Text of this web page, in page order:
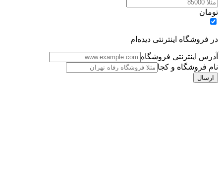
تومان
در فروشگاه اینترنتی دیده‌ام
آدرس اینترنتی فروشگاه
نام فروشگاه و کجا